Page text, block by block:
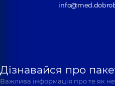
Дізнавайся про
Важлива інформація про те як